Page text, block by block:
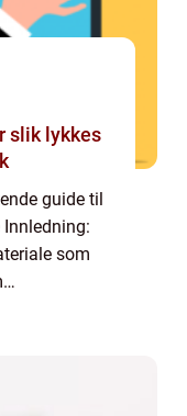
guide til
som